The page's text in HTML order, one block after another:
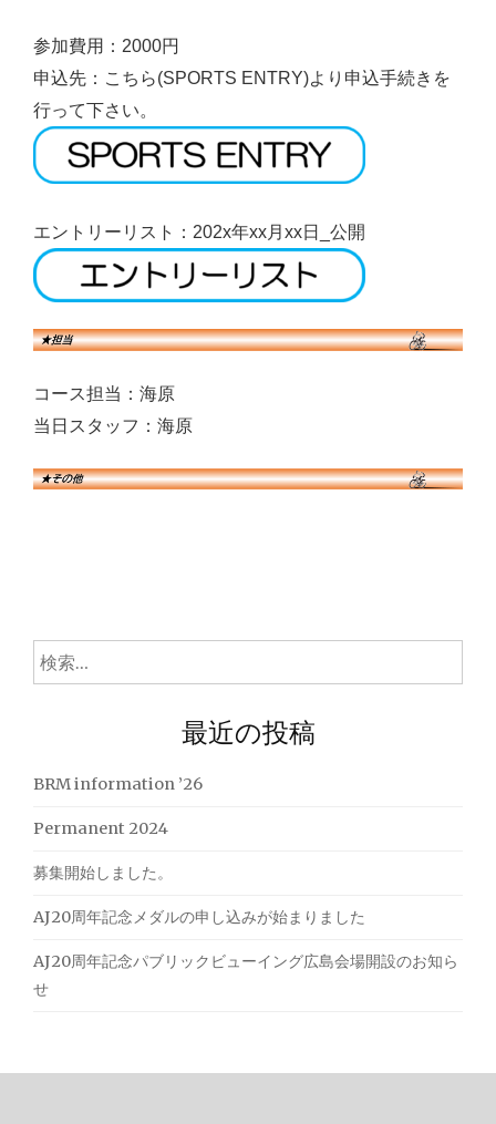
参加費用：2000円
申込先：こちら(SPORTS ENTRY)より申込手続きを
行って下さい。
エントリーリスト：202x年xx月xx日_公開
コース担当：海原
当日スタッフ：海原
検
索:
最近の投稿
BRM information ’26
Permanent 2024
募集開始しました。
AJ20周年記念メダルの申し込みが始まりました
AJ20周年記念パブリックビューイング広島会場開設のお知ら
せ